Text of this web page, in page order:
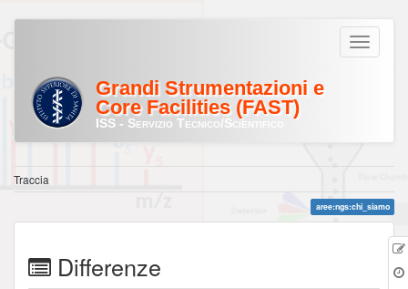
Grandi Strumentazioni e
Core Facilities (FAST)
ISS - Servizio Tecnico/Scientifico
Traccia
aree:ngs:chi_siamo
Differenze